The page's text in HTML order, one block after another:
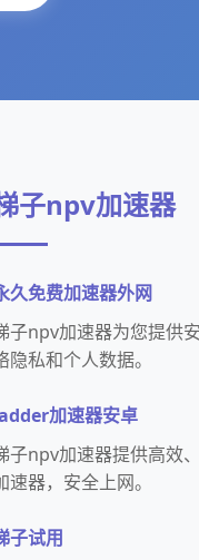
子npv加速器
久免费加速器外网
子npv加速器为您提供
隐私和个人数据。
加速器安卓
子npv加速器提供高效
速器，安全上网。
子试用